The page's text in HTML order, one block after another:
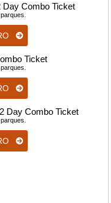
Day Combo Ticket
Ticket
Day Combo Ticket